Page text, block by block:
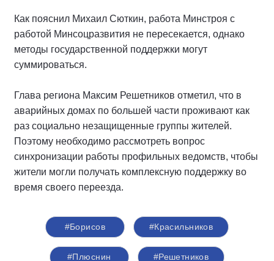
Как пояснил Михаил Сюткин, работа Минстроя с
работой Минсоцразвития не пересекается, однако
методы государственной поддержки могут
суммироваться.
Глава региона Максим Решетников отметил, что в
аварийных домах по большей части проживают как
раз социально незащищенные группы жителей.
Поэтому необходимо рассмотреть вопрос
синхронизации работы профильных ведомств, чтобы
жители могли получать комплексную поддержку во
время своего переезда.
#Борисов #Красильников
#Плюснин #Решетников